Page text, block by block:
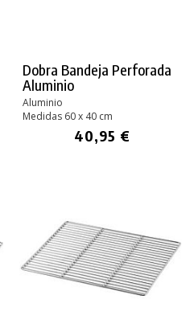
Dobra Bandeja Perforada
Aluminio
Aluminio
Medidas 60 x 40 cm
40,95 €